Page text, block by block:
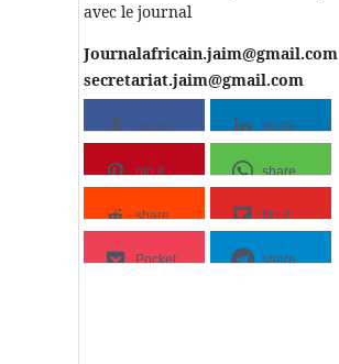
avec le journal
Journalafricain.jaim@gmail.com
secretariat.jaim@gmail.com
share share
pin it share
share flip it
Pocket share